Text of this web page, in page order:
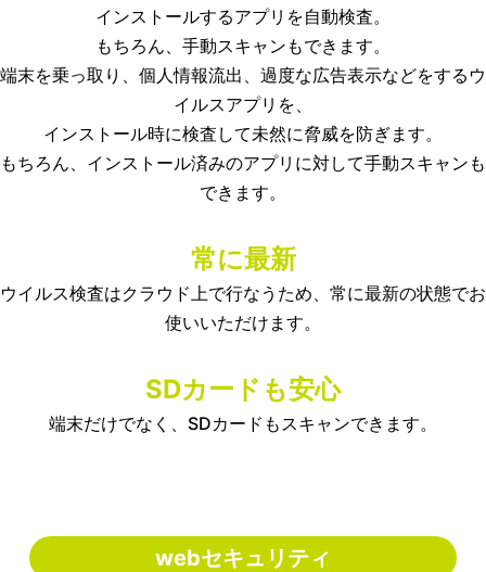
インストールするアプリを自動検査。
もちろん、手動スキャンもできます。
端末を乗っ取り、個人情報流出、過度な広告表示などをするウ
イルスアプリを、
インストール時に検査して未然に脅威を防ぎます。
もちろん、インストール済みのアプリに対して手動スキャンも
できます。
常に最新
ウイルス検査はクラウド上で行なうため、常に最新の状態でお
使いいただけます。
SDカードも安心
端末だけでなく、SDカードもスキャンできます。
webセキュリティ